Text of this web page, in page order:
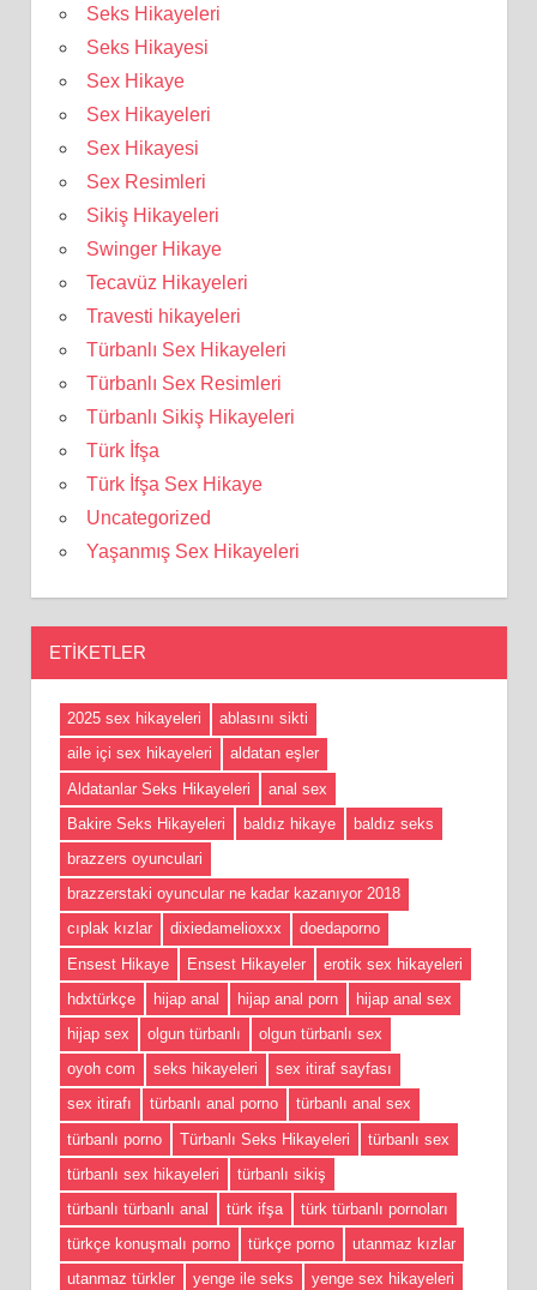
Seks Hikayeleri
Seks Hikayesi
Sex Hikaye
Sex Hikayeleri
Sex Hikayesi
Sex Resimleri
Sikiş Hikayeleri
Swinger Hikaye
Tecavüz Hikayeleri
Travesti hikayeleri
Türbanlı Sex Hikayeleri
Türbanlı Sex Resimleri
Türbanlı Sikiş Hikayeleri
Türk İfşa
Türk İfşa Sex Hikaye
Uncategorized
Yaşanmış Sex Hikayeleri
ETIKETLER
2025 sex hikayeleri
ablasını sikti
aile içi sex hikayeleri
aldatan eşler
Aldatanlar Seks Hikayeleri
anal sex
Bakire Seks Hikayeleri
baldız hikaye
baldız seks
brazzers oyunculari
brazzerstaki oyuncular ne kadar kazanıyor 2018
cıplak kızlar
dixiedamelioxxx
doedaporno
Ensest Hikaye
Ensest Hikayeler
erotik sex hikayeleri
hdxtürkçe
hijap anal hijap anal porn
hijap anal sex
hijap sex
olgun türbanlı
olgun türbanlı sex
oyoh com
seks hikayeleri
sex itiraf sayfası
sex itirafı
türbanlı anal porno
türbanlı anal sex
türbanlı porno
Türbanlı Seks Hikayeleri
türbanlı sex
türbanlı sex hikayeleri
türbanlı sikiş
türbanlı türbanlı anal
türk ifşa
türk türbanlı pornoları
türkçe konuşmalı porno
türkçe porno
utanmaz kızlar
utanmaz türkler
yenge ile seks yenge sex hikayeleri